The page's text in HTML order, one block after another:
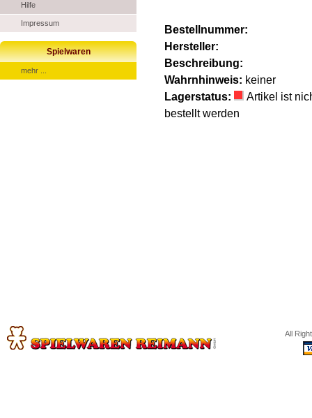
Hilfe
Impressum
Spielwaren
mehr ...
Bestellnummer:
Hersteller:
Beschreibung:
Wahrnhinweis: keiner
Lagerstatus:
Artikel ist
bestellt werden
All